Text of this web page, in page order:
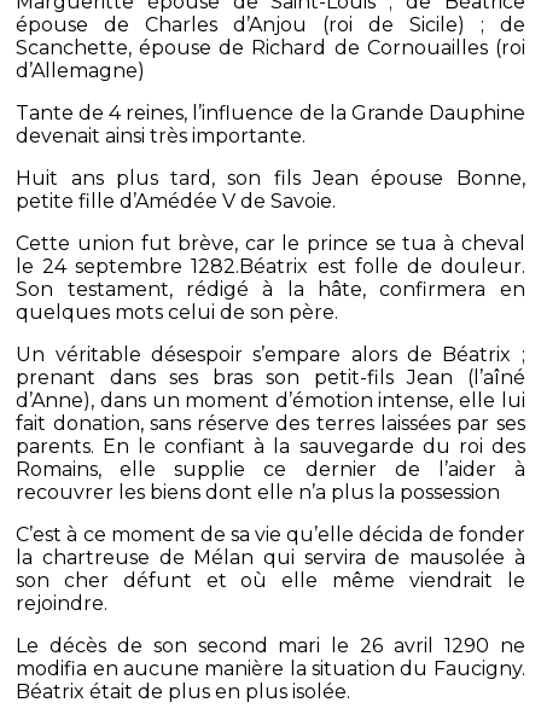
épouse de Charles d’Anjou (roi de Sicile) ; de
Scanchette, épouse de Richard de Cornouailles (roi
d’Allemagne)
Tante de 4 reines, l’influence de la Grande Dauphine
devenait ainsi très importante.
Huit ans plus tard, son fils Jean épouse Bonne,
petite fille d’Amédée V de Savoie.
Cette union fut brève, car le prince se tua à cheval
le 24 septembre 1282.Béatrix est folle de douleur.
Son testament, rédigé à la hâte, confirmera en
quelques mots celui de son père.
Un véritable désespoir s’empare alors de Béatrix ;
prenant dans ses bras son petit-fils Jean (l’aîné
d’Anne), dans un moment d’émotion intense, elle lui
fait donation, sans réserve des terres laissées par ses
parents. En le confiant à la sauvegarde du roi des
Romains, elle supplie ce dernier de l’aider à
recouvrer les biens dont elle n’a plus la possession
C’est à ce moment de sa vie qu’elle décida de fonder
la chartreuse de Mélan qui servira de mausolée à
son cher défunt et où elle même viendrait le
rejoindre.
Le décès de son second mari le 26 avril 1290 ne
modifia en aucune manière la situation du Faucigny.
Béatrix était de plus en plus isolée.